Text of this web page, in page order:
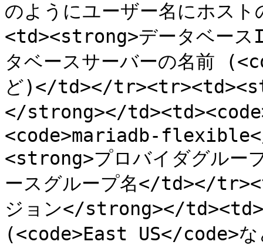
のようにユーザー名にホス
<td><strong>データベー
タベースサーバーの名前
ど)</td></
</strong></
<code>mariadb-
<strong>プロバイダグル
ースグループ名</td></
ジョン</strong></
(<code>East US</code>